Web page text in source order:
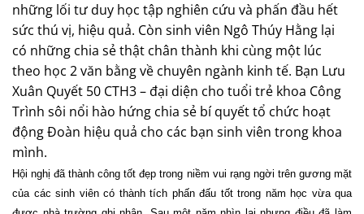
những lối tư duy học tập nghiên cứu và phấn đầu hết
sức thú vị, hiệu quả. Còn sinh viên Ngô Thúy Hằng lại
có những chia sẻ thật chân thành khi cùng một lúc
theo học 2 văn bằng về chuyên ngành kinh tế. Bạn Lưu
Xuân Quyết 50 CTH3 – đại diện cho tuổi trẻ khoa Công
Trình sôi nổi hào hứng chia sẻ bí quyết tổ chức hoạt
động Đoàn hiệu quả cho các bạn sinh viên trong khoa
mình.
Hội nghị đã thành công tốt đẹp trong niềm vui rạng ngời trên gương mặt
của các sinh viên có thành tích phấn đấu tốt trong năm học vừa qua